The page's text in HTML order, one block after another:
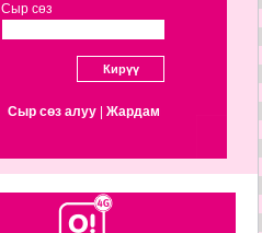
Сыр сөз
Сыр сөз алуу| Жардам